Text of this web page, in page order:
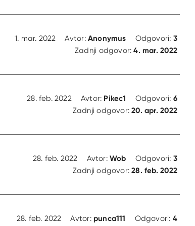
1. mar. 2022 Avtor: Anonymus Odgovori: 3
Zadnji odgovor:4. mar. 2022
28. feb. 2022 Avtor: Pikec1 Odgovori: 6
Zadnji odgovor:20. apr. 2022
28. feb. 2022 Avtor: Wob Odgovori: 3
Zadnji odgovor:28. feb. 2022
28. feb. 2022 Avtor: punca111 Odgovori: 4